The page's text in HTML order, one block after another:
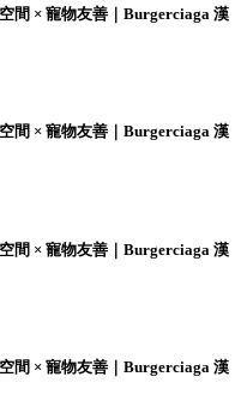
間 × 寵物友善｜Burgerciaga 漢
間 × 寵物友善｜Burgerciaga 漢
間 × 寵物友善｜Burgerciaga 漢
間 × 寵物友善｜Burgerciaga 漢